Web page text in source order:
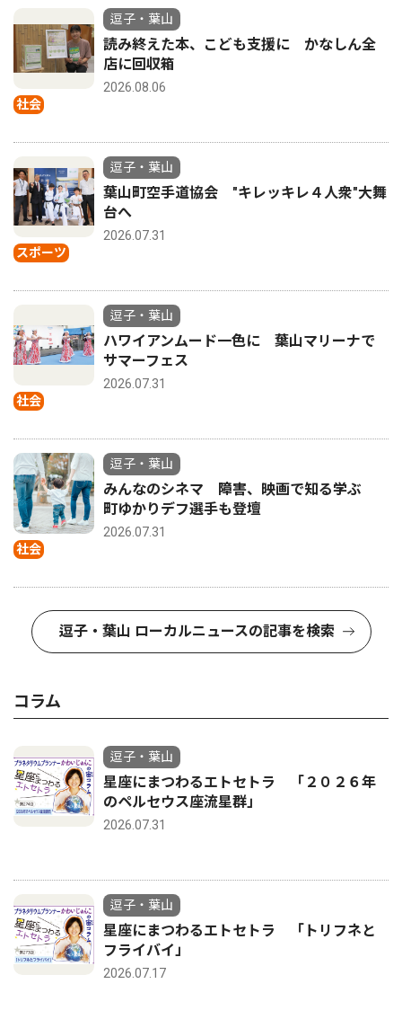
社会
逗子・葉山
読み終えた本、こども支援に かなしん全
店に回収箱
2026.08.06
スポーツ
逗子・葉山
葉山町空手道協会 "キレッキレ４人衆"大舞
台へ
2026.07.31
社会
逗子・葉山
ハワイアンムード一色に 葉山マリーナで
サマーフェス
2026.07.31
社会
逗子・葉山
みんなのシネマ 障害、映画で知る学ぶ
町ゆかりデフ選手も登壇
2026.07.31
逗子・葉山 ローカルニュースの記事を検索
コラム
逗子・葉山
星座にまつわるエトセトラ 「２０２６年
のペルセウス座流星群」
2026.07.31
逗子・葉山
星座にまつわるエトセトラ 「トリフネと
フライバイ」
2026.07.17